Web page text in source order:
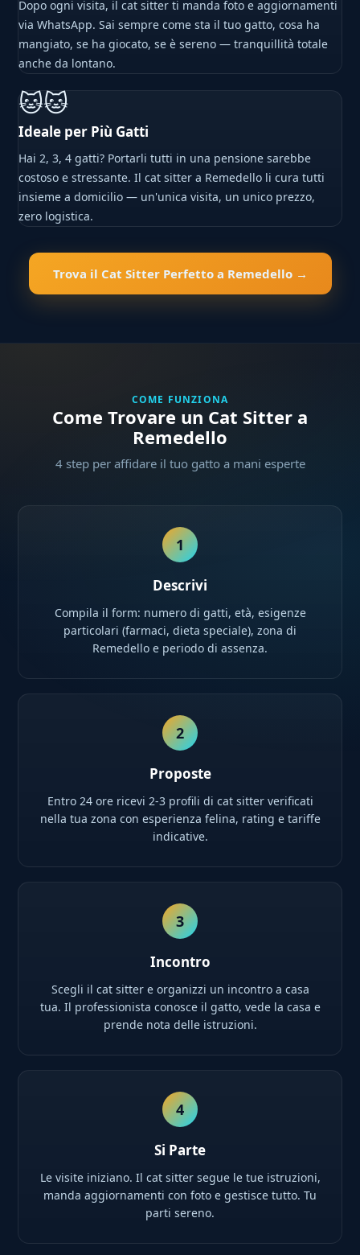
Dopo ogni visita, il cat sitter ti manda foto e aggiornamenti
via WhatsApp. Sai sempre come sta il tuo gatto, cosa ha
mangiato, se ha giocato, se è sereno — tranquillità totale
anche da lontano.
🐱🐱
Ideale per Più Gatti
Hai 2, 3, 4 gatti? Portarli tutti in una pensione sarebbe
costoso e stressante. Il cat sitter a Remedello li cura tutti
insieme a domicilio — un'unica visita, un unico prezzo,
zero logistica.
Trova il Cat Sitter Perfetto a Remedello →
COME FUNZIONA
Come Trovare un Cat Sitter a
Remedello
4 step per affidare il tuo gatto a mani esperte
1
Descrivi
Compila il form: numero di gatti, età, esigenze
particolari (farmaci, dieta speciale), zona di
Remedello e periodo di assenza.
2
Proposte
Entro 24 ore ricevi 2-3 profili di cat sitter verificati
nella tua zona con esperienza felina, rating e tariffe
indicative.
3
Incontro
Scegli il cat sitter e organizzi un incontro a casa
tua. Il professionista conosce il gatto, vede la casa e
prende nota delle istruzioni.
4
Si Parte
Le visite iniziano. Il cat sitter segue le tue istruzioni,
manda aggiornamenti con foto e gestisce tutto. Tu
parti sereno.